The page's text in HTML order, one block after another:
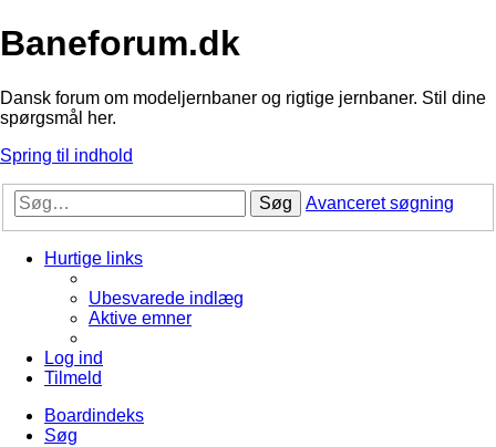
Baneforum.dk
Dansk forum om modeljernbaner og rigtige jernbaner. Stil dine
spørgsmål her.
Spring til indhold
Søg Avanceret søgning
Hurtige links
Ubesvarede indlæg
Aktive emner
Log ind
Tilmeld
Boardindeks
Søg